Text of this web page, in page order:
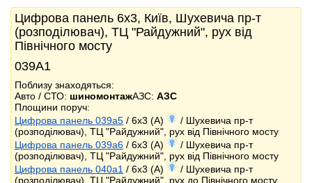
Цифрова панель 6x3, Київ, Шухевича пр-т
(розподілювач), ТЦ "Райдужний", рух від
Північного мосту
039А1
Поблизу знаходяться:
Авто / СТО: шиномонтажАЗС: АЗС
Площини поруч:
Цифрова панель 039a5 / 6x3 (A)
/ Шухевича пр-т
(розподілювач), ТЦ "Райдужний", рух від Північного мосту
Цифрова панель 039a6 / 6x3 (A)
/ Шухевича пр-т
(розподілювач), ТЦ "Райдужний", рух від Північного мосту
Цифрова панель 040a1 / 6x3 (A)
/ Шухевича пр-т
(розподілювач), ТЦ "Райдужний", рух до Північного мосту